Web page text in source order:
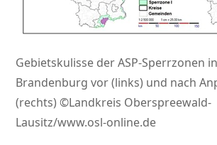
Gebietskulisse der ASP-Sperrzonen in
Brandenburg vor (links) und nach
(rechts) ©Landkreis Oberspreewald-
Lausitz/www.osl-online.de